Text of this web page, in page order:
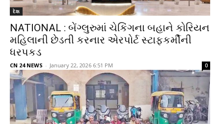
દેશ
NATIONAL : બેંગ્લુરુમાં ચેકિંગના બહાને કોરિયન
મહિલાની છેડતી કરનાર એરપોર્ટ સ્ટાફકર્મીની
ધરપકડ
CN 24 NEWS - January 22, 2026 6:51 PM 0